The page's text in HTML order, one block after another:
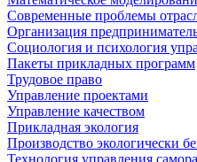
Современные проблемы
Организация
Социология и психология
Пакеты прикладных программ
Трудовое право
Управление проектами
Управление качеством
Прикладная экология
Производство экологически